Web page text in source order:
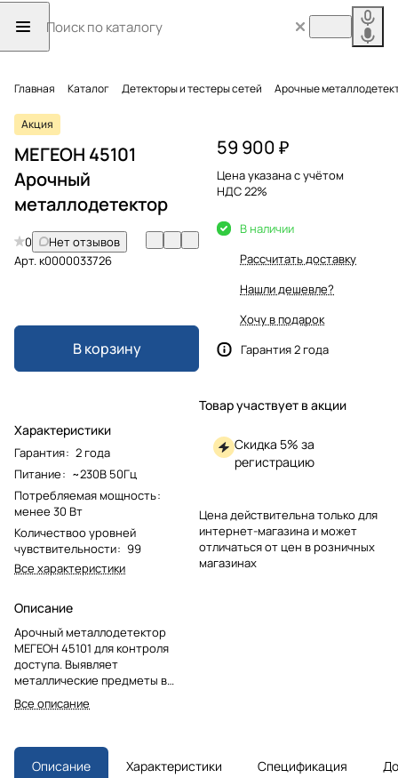
Главная Каталог Детекторы и тестеры сетей Арочные
Акция
МЕГЕОН 45101
Арочный
металлодетектор
0
Нет отзывов
Арт.к0000033726
В корзину
Характеристики
Гарантия: 2 года
Питание: ~230В 50Гц
Потребляемая мощность:
менее 30 Вт
Количествоо уровней
чувствительности: 99
Все характеристики
Описание
Арочный металлодетектор
МЕГЕОН 45101 для контроля
доступа. Выявляет
металлические предметы в
одежде и обуви. Пропускная
способность — до 60 человек в
чувствительности (1–99) и
частотного канала для
Все описание
59 900 ₽
Цена указана с учётом
НДС 22%
В наличии
Рассчитать доставку
Нашли дешевле?
Хочу в подарок
Гарантия 2 года
Товар участвует в акции
Скидка 5% за
регистрацию
Цена действительна только для
интернет-магазина и может
отличаться от цен в розничных
магазинах
Описание Характеристики Спецификация